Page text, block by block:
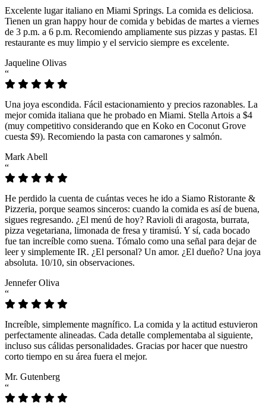
Excelente lugar italiano en Miami Springs. La comida es deliciosa.
Tienen un gran happy hour de comida y bebidas de martes a viernes
de 3 p.m. a 6 p.m. Recomiendo ampliamente sus pizzas y pastas. El
restaurante es muy limpio y el servicio siempre es excelente.
Jaqueline Olivas
“
Una joya escondida. Fácil estacionamiento y precios razonables. La
mejor comida italiana que he probado en Miami. Stella Artois a $4
(muy competitivo considerando que en Koko en Coconut Grove
cuesta $9). Recomiendo la pasta con camarones y salmón.
Mark Abell
“
He perdido la cuenta de cuántas veces he ido a Siamo Ristorante &
Pizzeria, porque seamos sinceros: cuando la comida es así de buena,
sigues regresando. ¿El menú de hoy? Ravioli di aragosta, burrata,
pizza vegetariana, limonada de fresa y tiramisú. Y sí, cada bocado
fue tan increíble como suena. Tómalo como una señal para dejar de
leer y simplemente IR. ¿El personal? Un amor. ¿El dueño? Una joya
absoluta. 10/10, sin observaciones.
Jennefer Oliva
“
Increíble, simplemente magnífico. La comida y la actitud estuvieron
perfectamente alineadas. Cada detalle complementaba al siguiente,
incluso sus cálidas personalidades. Gracias por hacer que nuestro
corto tiempo en su área fuera el mejor.
Mr. Gutenberg
“